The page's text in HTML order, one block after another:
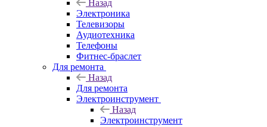
Назад
Электроника
Телевизоры
Аудиотехника
Телефоны
Фитнес-браслет
Для ремонта
Назад
Для ремонта
Электроинструмент
Назад
Электроинструмент